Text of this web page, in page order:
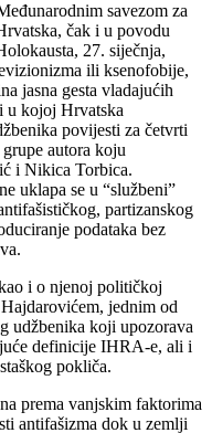
savezom za
čak i u povodu
27. siječnja,
ili ksenofobije,
jasna gesta vladajućih
u kojoj Hrvatska
povijesti za četvrti
autora koju
i Nikica Torbica.
uklapa se u “službeni”
partizanskog
podataka bez
i o njenoj političkoj
jednim od
udžbenika koji upozorava
definicije IHRA-e, ali i
pokliča.
prema vanjskim faktorima
antifašizma dok u zemlji